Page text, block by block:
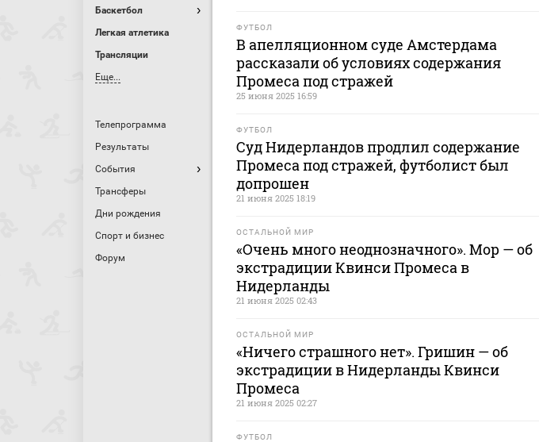
Баскетбол
Легкая атлетика
Трансляции
Еще...
Телепрограмма
Результаты
События
Трансферы
Дни рождения
Спорт и бизнес
Форум
ФУТБОЛ
В апелляционном суде Амстердама
рассказали об условиях содержания
Промеса под стражей
25 июня 2025 16:59
ФУТБОЛ
Суд Нидерландов продлил содержание
Промеса под стражей, футболист был
допрошен
21 июня 2025 18:19
ОСТАЛЬНОЙ МИР
«Очень много неоднозначного». Мор — об
экстрадиции Квинси Промеса в
Нидерланды
21 июня 2025 02:43
ОСТАЛЬНОЙ МИР
«Ничего страшного нет». Гришин — об
экстрадиции в Нидерланды Квинси
Промеса
21 июня 2025 02:27
ФУТБОЛ